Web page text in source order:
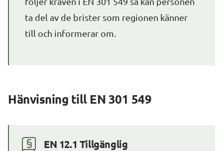
ta del av de brister som regionen känner
till och informerar om.
Hänvisning till EN 301 549
EN 12.1 Tillgänglig